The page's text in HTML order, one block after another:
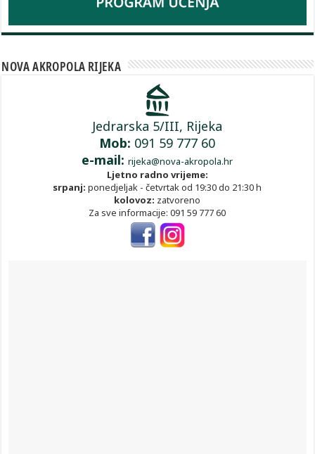
NOVA AKROPOLA RIJEKA
Jedrarska 5/III, Rijeka
Mob: 091 59 777 60
e-mail: rijeka@nova-akropola.hr
Ljetno radno vrijeme:
srpanj: ponedjeljak - četvrtak od 19:30 do 21:30 h
kolovoz: zatvoreno
Za sve informacije: 091 59 777 60